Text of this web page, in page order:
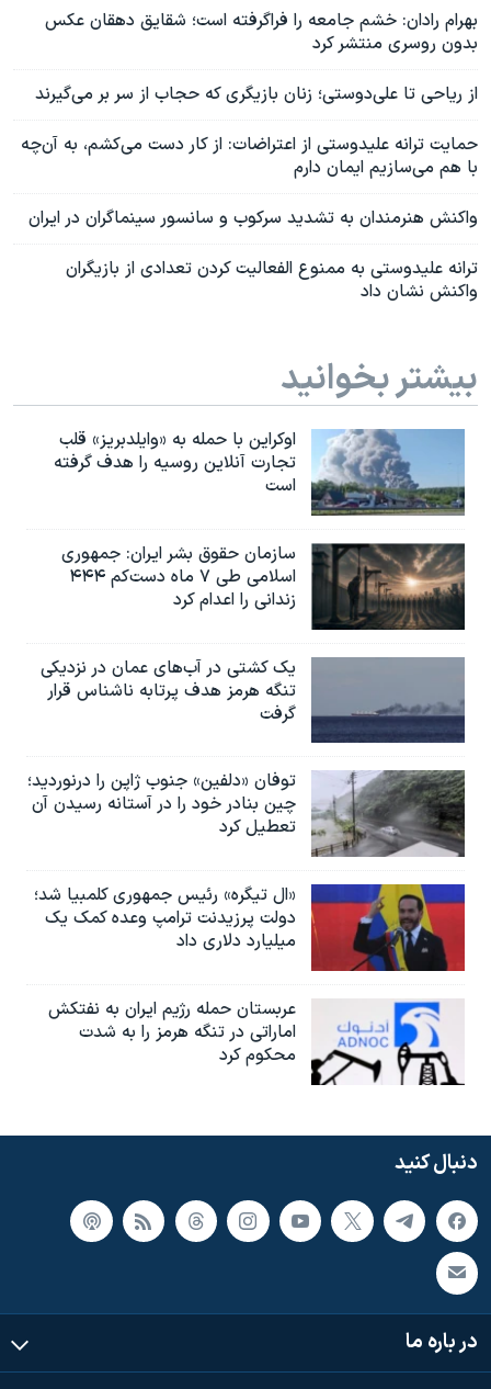
بهرام رادان: خشم جامعه را فراگرفته است؛ شقایق دهقان عکس
بدون روسری منتشر کرد
از ریاحی تا علی‌دوستی؛ زنان بازیگری که حجاب از سر بر می‌گیرند
حمایت ترانه علیدوستی از اعتراضات: از کار دست می‌کشم، به آن‌چه
با هم می‌سازیم ایمان دارم
واکنش هنرمندان به تشديد سركوب و سانسور سینماگران در ايران
ترانه علیدوستی به ممنوع الفعالیت کردن تعدادی از بازیگران
واکنش نشان داد
بیشتر بخوانید
اوکراین با حمله به «وایلدبریز» قلب
تجارت آنلاین روسیه را هدف گرفته
است
سازمان حقوق بشر ایران: جمهوری
اسلامی طی ۷ ماه دست‌کم ۴۴۴
زندانی را اعدام کرد
یک کشتی در آب‌های عمان در نزدیکی
تنگه هرمز هدف پرتابه ناشناس قرار
گرفت
توفان «دلفین» جنوب ژاپن را درنوردید؛
چین بنادر خود را در آستانه رسیدن آن
تعطیل کرد
«ال تیگره» رئیس جمهوری کلمبیا شد؛
دولت پرزیدنت ترامپ وعده کمک یک
میلیارد دلاری داد
عربستان حمله رژیم ایران به نفتکش
اماراتی در تنگه هرمز را به‌ شدت
محکوم کرد
دنبال کنید
در باره ما